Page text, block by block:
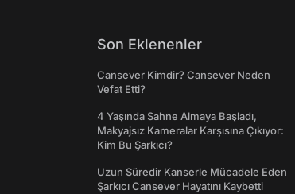
Son Eklenenler
Cansever Kimdir? Cansever Neden
Vefat Etti?
4 Yaşında Sahne Almaya Başladı,
Makyajsız Kameralar Karşısına Çıkıyor:
Kim Bu Şarkıcı?
Uzun Süredir Kanserle Mücadele Eden
Şarkıcı Cansever Hayatını Kaybetti